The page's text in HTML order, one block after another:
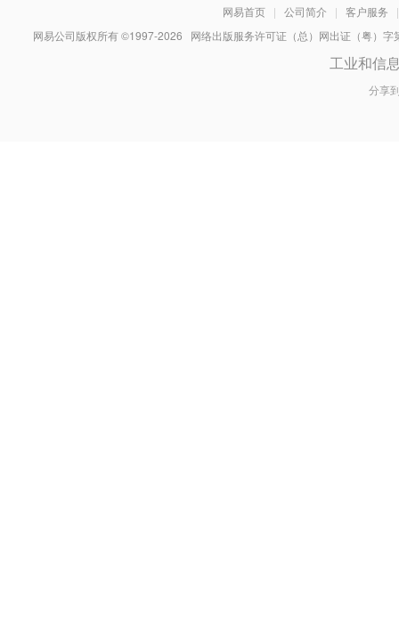
网易首页 | 公司简介 | 客户服务
|
网易公司版权所有 ©1997-2026 网络出版服务许可证（总）网出证（粤）
工业和信
分享